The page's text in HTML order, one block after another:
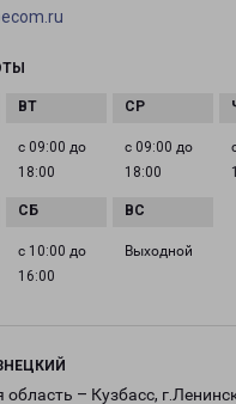
с 09:00 до
18:00
с 09:00 до
18:00
с 10:00 до
16:00
Выходной
область – Кузбасс,